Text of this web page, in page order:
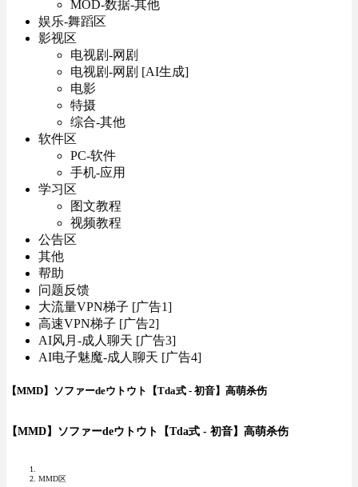
MOD-数据-其他
娱乐-舞蹈区
影视区
电视剧-网剧
电视剧-网剧 [AI生成]
电影
特摄
综合-其他
软件区
PC-软件
手机-应用
学习区
图文教程
视频教程
公告区
其他
帮助
问题反馈
大流量VPN梯子 [广告1]
高速VPN梯子 [广告2]
AI风月-成人聊天 [广告3]
AI电子魅魔-成人聊天 [广告4]
【MMD】ソファーdeウトウト【Tda式 - 初音】高萌杀伤
【MMD】ソファーdeウトウト【Tda式 - 初音】高萌杀伤
MMD区